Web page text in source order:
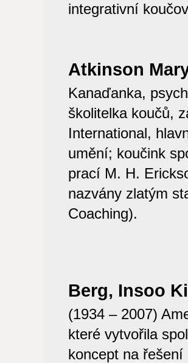
integrativní
Atkinson
Kanaďanka,
školitelka koučů,
International,
umění; koučink
prací M. H.
nazvány zlatým
Coaching).
Berg, Insoo
(1934 – 2007)
které vytvořila
koncept na